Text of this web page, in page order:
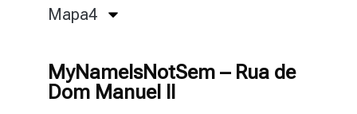
Mapa4
MyNameIsNotSem – Rua de
Dom Manuel II